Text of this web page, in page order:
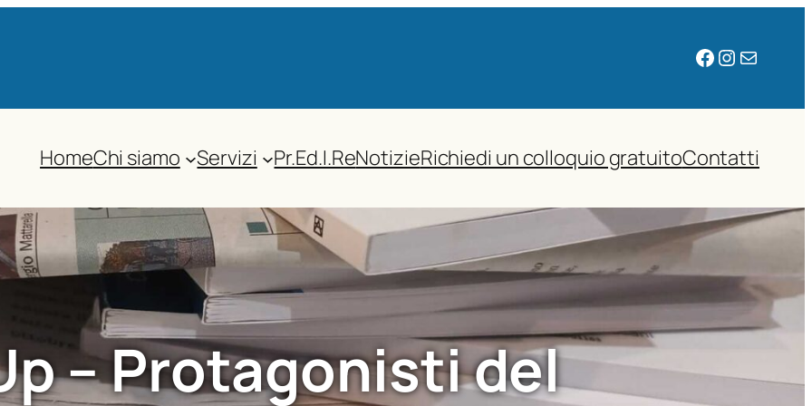
Facebook
Instagram
Email
HomeChi siamo Servizi Pr.Ed.I.ReNotizieRichiedi un colloquio gratuitoContatti
– Protagonisti del